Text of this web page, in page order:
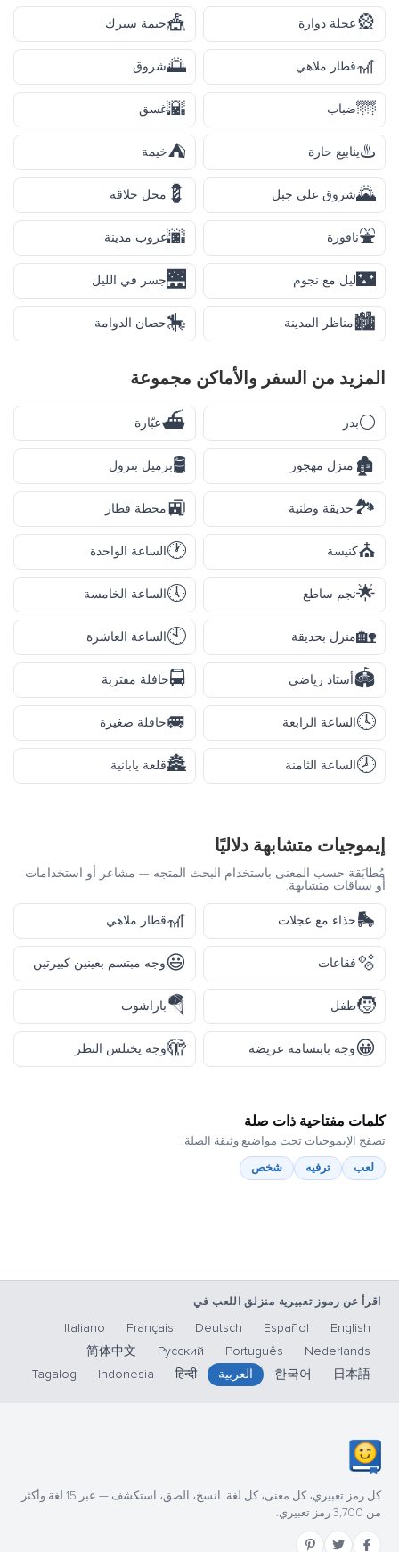
🎡عجلة دوارة 🎪خيمة سيرك
🎢قطار ملاهي 🌅شروق
🌁ضباب 🌇غسق
♨️ينابيع حارة ⛺خيمة
🌄شروق على جبل 💈 محل حلاقة
⛲نافورة 🌆غروب مدينة
🌃ليل مع نجوم 🌉جسر في الليل
🏙️مناظر المدينة 🎠حصان الدوامة
المزيد من السفر والأماكن مجموعة
🌕بدر ⛴️عبّارة
🏚️ منزل مهجور 🛢️برميل بترول
🏞️حديقة وطنية 🚉محطة قطار
⛪كنيسة 🕐الساعة الواحدة
🌟نجم ساطع 🕔الساعة الخامسة
🏡منزل بحديقة 🕙الساعة العاشرة
🏟️أستاد رياضي 🚍حافلة مقتربة
🕓الساعة الرابعة 🚐حافلة صغيرة
🕗الساعة الثامنة 🏯قلعة يابانية
إيموجيات متشابهة دلاليًا
مُطابَقة حسب المعنى باستخدام البحث المتجه — مشاعر أو استخدامات
أو سياقات متشابهة.
🛼حذاء مع عجلات 🎢قطار ملاهي
🫧فقاعات 😃وجه مبتسم بعينين كبيرتين
🧒طفل 🪂باراشوت
😀وجه بابتسامة عريضة 🫣وجه يختلس النظر
كلمات مفتاحية ذات صلة
تصفح الإيموجيات تحت مواضيع وثيقة الصلة:
لعب
ترفيه شخص
اقرأ عن رموز تعبيرية منزلق اللعب في
English
Español
Deutsch
Français
Italiano
Nederlands
Português
Русский
简体中文
日本語
한국어 العربية हिन्दी
Indonesia
Tagalog
كل رمز تعبيري، كل معنى، كل لغة. انسخ، الصق، استكشف — عبر 15 لغة وأكثر
من 3,700 رمز تعبيري.